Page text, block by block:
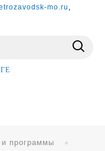
mo.ru ,
и программы